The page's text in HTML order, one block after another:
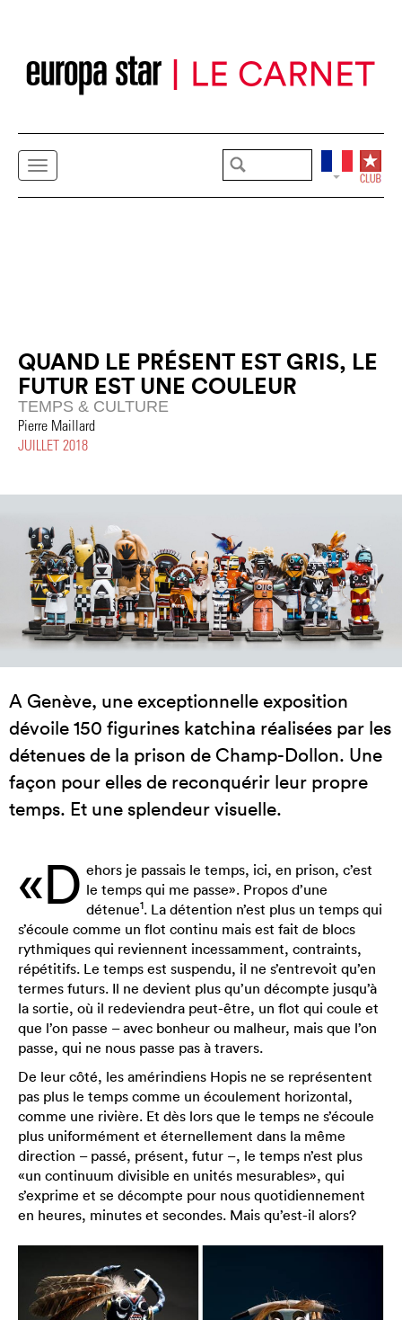
QUAND LE PRÉSENT EST GRIS, LE
FUTUR EST UNE COULEUR
TEMPS & CULTURE
Pierre Maillard
JUILLET 2018
A Genève, une exceptionnelle exposition
dévoile 150 figurines katchina réalisées par les
détenues de la prison de Champ-Dollon. Une
façon pour elles de reconquérir leur propre
temps. Et une splendeur visuelle.
«D ehors je passais le temps, ici, en prison, c’est
le temps qui me passe». Propos d’une
détenue1. La détention n’est plus un temps qui
s’écoule comme un flot continu mais est fait de blocs
rythmiques qui reviennent incessamment, contraints,
répétitifs. Le temps est suspendu, il ne s’entrevoit qu’en
termes futurs. Il ne devient plus qu’un décompte jusqu’à
la sortie, où il redeviendra peut-être, un flot qui coule et
que l’on passe – avec bonheur ou malheur, mais que l’on
passe, qui ne nous passe pas à travers.
De leur côté, les amérindiens Hopis ne se représentent
pas plus le temps comme un écoulement horizontal,
comme une rivière. Et dès lors que le temps ne s’écoule
plus uniformément et éternellement dans la même
direction – passé, présent, futur –, le temps n’est plus
«un continuum divisible en unités mesurables», qui
s’exprime et se décompte pour nous quotidiennement
en heures, minutes et secondes. Mais qu’est-il alors?